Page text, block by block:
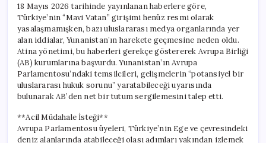
Ülkesi
Yunanistan’ı
Harekete
Geçirdi
için
18 Mayıs 2026 tarihinde yayınlanan haberlere göre,
Türkiye’nin “Mavi Vatan” girişimi henüz resmi olarak
yasalaşmamışken, bazı uluslararası medya organlarında yer
alan iddialar, Yunanistan’ın harekete geçmesine neden oldu.
Atina yönetimi, bu haberleri gerekçe göstererek Avrupa Birliği
(AB) kurumlarına başvurdu. Yunanistan’ın Avrupa
Parlamentosu’ndaki temsilcileri, gelişmelerin “potansiyel bir
uluslararası hukuk sorunu” yaratabileceği uyarısında
bulunarak AB’den net bir tutum sergilemesini talep etti.
**Acil Müdahale İsteği**
Avrupa Parlamentosu üyeleri, Türkiye’nin Ege ve çevresindeki
deniz alanlarında atabileceği olası adımları yakından izlemek